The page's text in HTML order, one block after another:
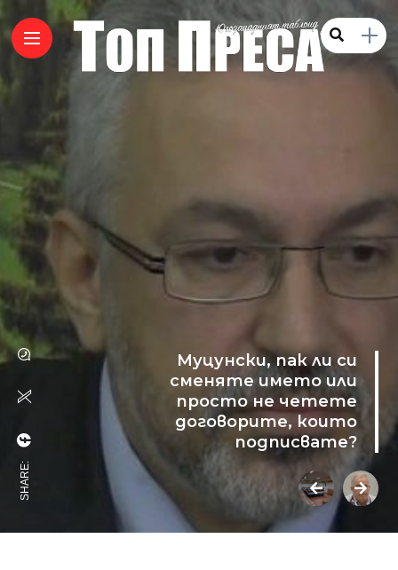
Муцунски, пак ли си
сменяте името или
просто не четете
договорите, които
подписвате?
SHARE: